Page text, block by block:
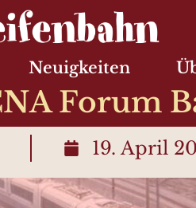
Neuigkeiten
Forum
19. April